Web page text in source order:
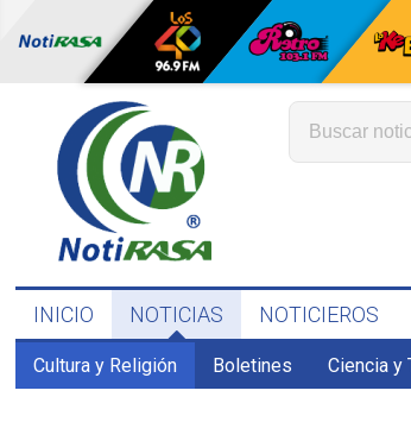
INICIO NOTICIAS NOTICIEROS
Cultura y Religión Boletines Ciencia y